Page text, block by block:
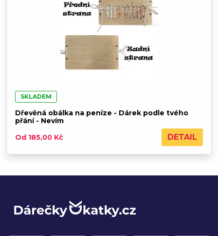
SKLADEM
Dřevěná obálka na peníze - Dárek podle tvého
přání - Nevím
Od 185,00 Kč
DETAIL